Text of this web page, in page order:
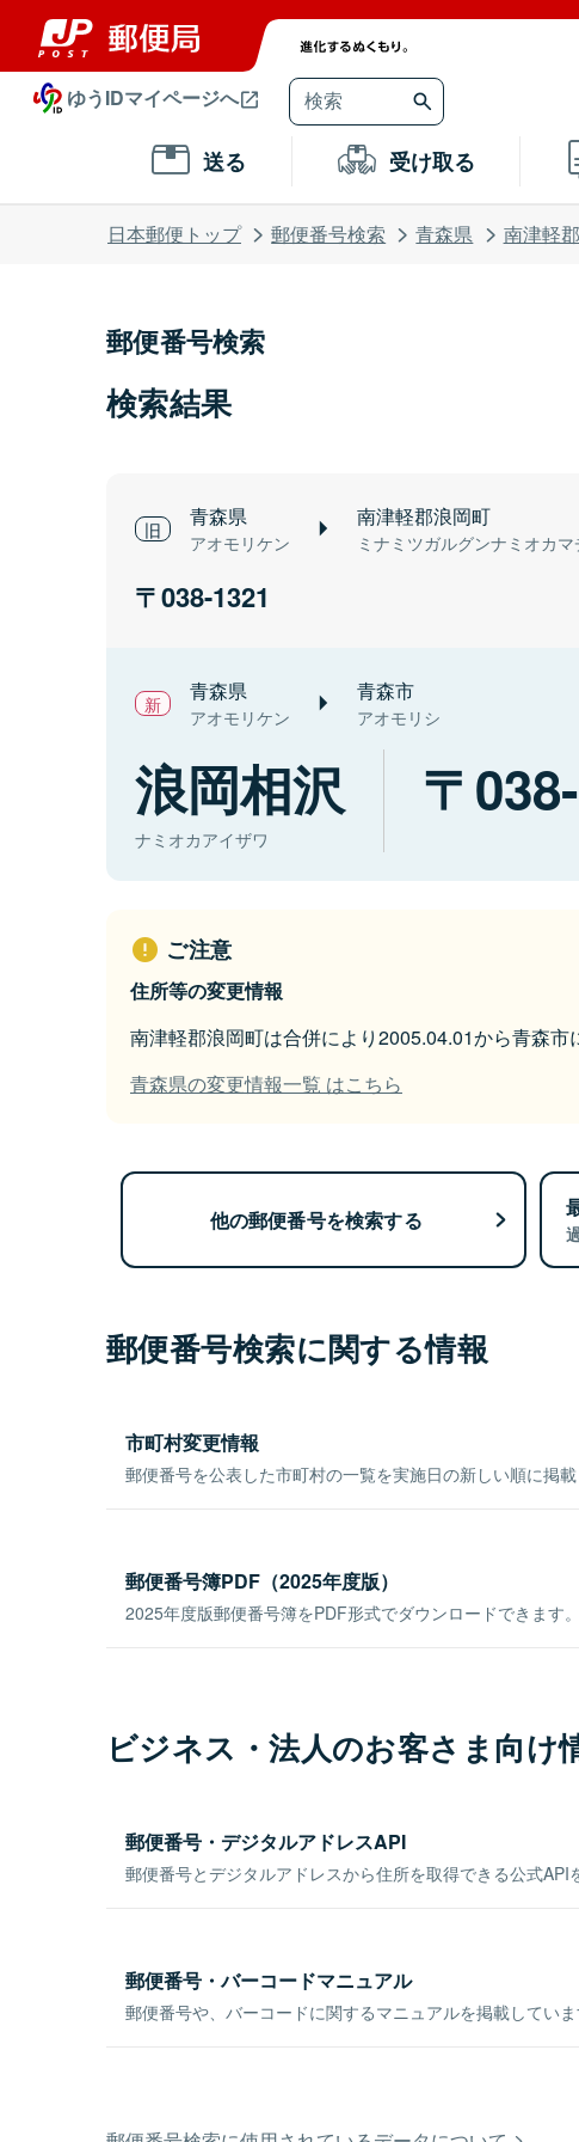
ゆうIDマイページへ
送る 受け取る
日本郵便トップ 郵便番号検索 青森県 南津軽
郵便番号検索
検索結果
青森県
アオモリケン
南津軽郡浪岡町
ミナミツガルグンナミオカマ
038-1321
青森県
アオモリケン
青森市
アオモリシ
浪岡相沢
ナミオカアイザワ
ご注意
住所等の変更情報
南津軽郡浪岡町は合併により2005.04.01から青森市
青森県の変更情報一覧 はこちら
他の郵便番号を検索する
郵便番号検索に関する情報
市町村変更情報
郵便番号を公表した市町村の一覧を実施日の新しい順に掲載
郵便番号簿PDF（2025年度版）
2025年度版郵便番号簿をPDF形式でダウンロードできます。
ビジネス・法人のお客さま向け
郵便番号・デジタルアドレスAPI
郵便番号とデジタルアドレスから住所を取得できる公式API
郵便番号・バーコードマニュアル
郵便番号や、バーコードに関するマニュアルを掲載していま